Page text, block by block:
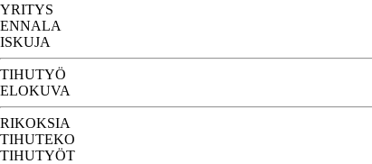
YRITYS
ENNALA
ISKUJA
TIHUTYÖ
ELOKUVA
RIKOKSIA
TIHUTEKO
TIHUTYÖT